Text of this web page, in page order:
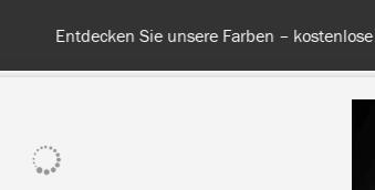
Entdecken Sie unsere Farben – kostenlose